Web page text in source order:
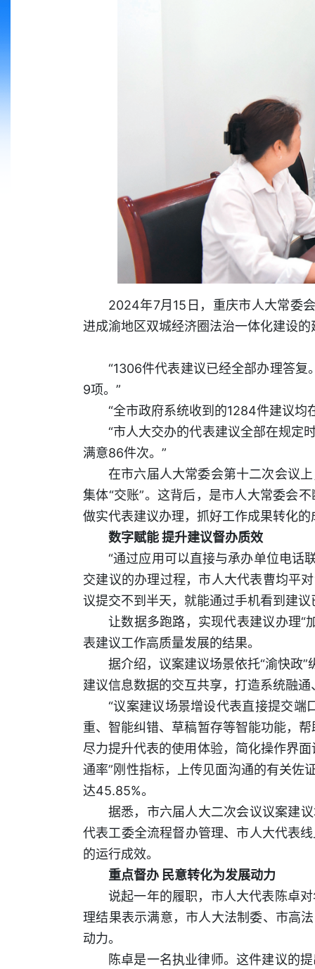
2024年7月15日，重庆市人大常委
进成渝地区双城经济圈法治一体化建设
“1306件代表建议已经全部办理答
9项。”
“全市政府系统收到的1284件建议均
“市人大交办的代表建议全部在规定
满意86件次。”
在市六届人大常委会第十二次会议
集体“交账”。这背后，是市人大常委会
做实代表建议办理，抓好工作成果转化的
数字赋能 提升建议督办质效
“通过应用可以直接与承办单位电话
交建议的办理过程，市人大代表曹均平
议提交不到半天，就能通过手机看到建
让数据多跑路，实现代表建议办理“
表建议工作高质量发展的结果。
据介绍，议案建议场景依托“渝快政
建议信息数据的交互共享，打造系统融
“议案建议场景增设代表直接提交端
重、智能纠错、草稿暂存等智能功能，
尽力提升代表的使用体验，简化操作界
通率”刚性指标，上传见面沟通的有关佐
达45.85%。
据悉，市六届人大二次会议议案建
代表工委全流程督办管理、市人大代表
的运行成效。
重点督办 民意转化为发展动力
说起一年的履职，市人大代表陈卓
理结果表示满意，市人大法制委、市高
动力。
陈卓是一名执业律师。这件建议的